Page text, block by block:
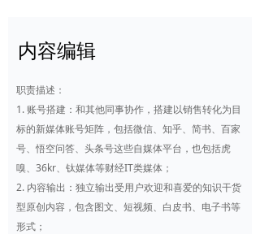
职责描述：
1. 账号搭建：和其他同事协作，搭建以销售转化为目
标的新媒体账号矩阵，包括微信、知乎、简书、百家
号、悟空问答、头条号这些自媒体平台，也包括虎
嗅、36kr、钛媒体等财经IT类媒体；
2. 内容输出：独立输出受用户欢迎和喜爱的知识干货
型原创内容，包含图文、短视频、白皮书、电子书等
形式；
内容编辑